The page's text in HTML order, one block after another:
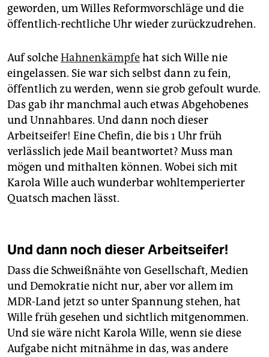
geworden, um Willes Reformvorschläge und die
öffentlich-rechtliche Uhr wieder zurückzudrehen.
Auf solcheHahnenkämpfehat sich Wille nie
eingelassen. Sie war sich selbst dann zu fein,
öffentlich zu werden, wenn sie grob gefoult wurde.
Das gab ihr manchmal auch etwas Abgehobenes
und Unnahbares. Und dann noch dieser
Arbeitseifer! Eine Chefin, die bis 1 Uhr früh
verlässlich jede Mail beantwortet? Muss man
mögen und mithalten können. Wobei sich mit
Karola Wille auch wunderbar wohltemperierter
Quatsch machen lässt.
Und dann noch dieser Arbeitseifer!
Dass die Schweißnähte von Gesellschaft, Medien
und Demokratie nicht nur, aber vor allem im
MDR-Land jetzt so unter Spannung stehen, hat
Wille früh gesehen und sichtlich mitgenommen.
Und sie wäre nicht Karola Wille, wenn sie diese
Aufgabe nicht mitnähme in das, was andere